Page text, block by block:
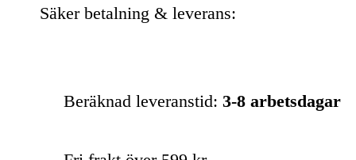
Säker betalning & leverans:
Beräknad leveranstid: 3-8 arbetsdagar